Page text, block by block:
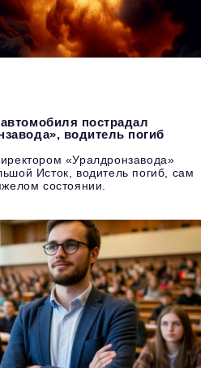
пострадал
водитель погиб
«Уралдронзавода»
Исток, водитель погиб, сам
состоянии.